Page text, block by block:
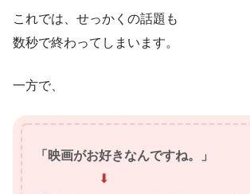
これでは、せっかくの話題も
数秒で終わってしまいます。
一方で、
「映画がお好きなんですね。」
⬇